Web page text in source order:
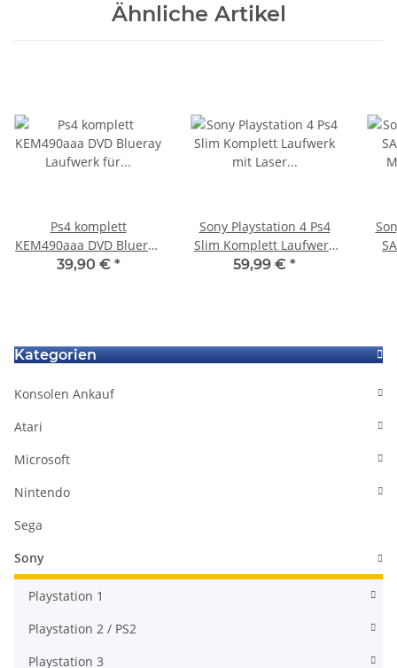
Ähnliche Artikel
Ps4 komplett
KEM490aaa DVD Blueray
Laufwerk für
39,90 € *
Sony Playstation 4 Ps4
Slim Komplett Laufwerk
mit Laser 490 CUH-
59,99 € *
Kategorien
Konsolen Ankauf
Atari
Microsoft
Nintendo
Sega
Sony
Playstation 1
Playstation 2 / PS2
Playstation 3